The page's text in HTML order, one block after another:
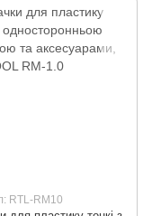
RTL-RM10